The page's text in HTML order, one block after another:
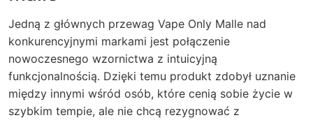
Jedną z głównych przewag Vape Only Malle nad
konkurencyjnymi markami jest połączenie
nowoczesnego wzornictwa z intuicyjną
funkcjonalnością. Dzięki temu produkt zdobył uznanie
między innymi wśród osób, które cenią sobie życie w
szybkim tempie, ale nie chcą rezygnować z